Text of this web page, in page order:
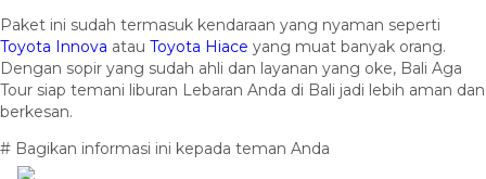
Paket ini sudah termasuk kendaraan yang nyaman seperti
Toyota Innova atau Toyota Hiace yang muat banyak orang.
Dengan sopir yang sudah ahli dan layanan yang oke, Bali Aga
Tour siap temani liburan Lebaran Anda di Bali jadi lebih aman dan
berkesan.
# Bagikan informasi ini kepada teman Anda